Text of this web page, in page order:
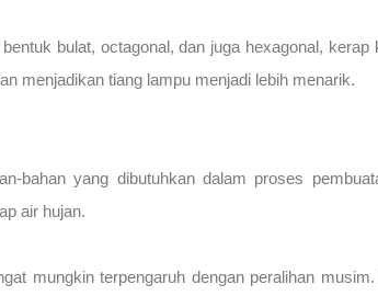
bulat, octagonal, dan juga hexagonal,
menjadikan tiang lampu menjadi lebih menarik.
bahan yang dibutuhkan dalam proses
air hujan.
mungkin terpengaruh dengan peralihan